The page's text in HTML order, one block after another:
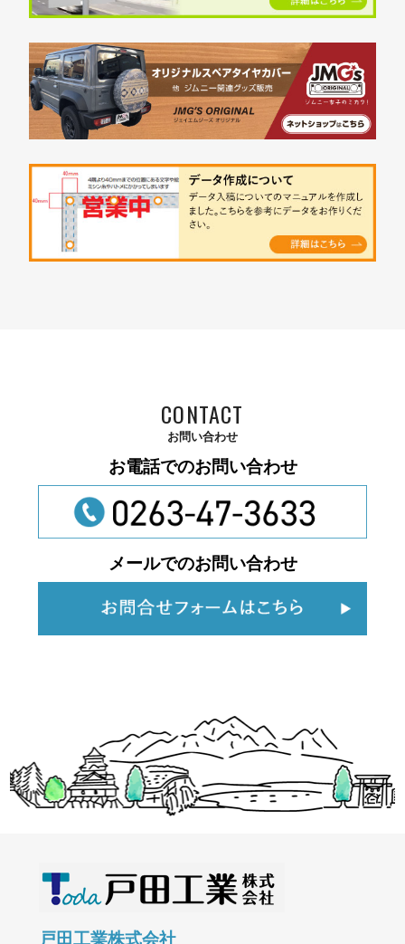
CONTACT
お問い合わせ
お電話でのお問い合わせ
メールでのお問い合わせ
戸田工業株式会社